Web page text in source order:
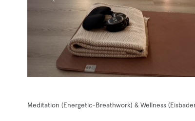
Meditation (Energetic-Breathwork) & Wellness